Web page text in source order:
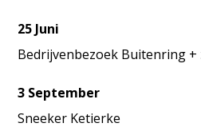
25 Juni
Bedrijvenbezoek Buitenring
3 September
Sneeker Ketierke